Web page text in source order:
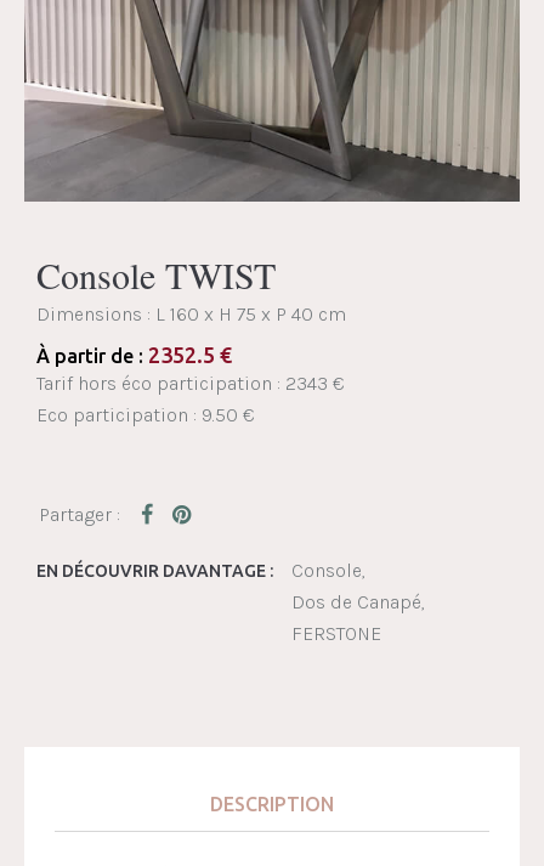
Console TWIST
Dimensions : L 160 x H 75 x P 40 cm
À partir de : 2352.5 €
Tarif hors éco participation : 2343 €
Eco participation : 9.50 €
EN DÉCOUVRIR DAVANTAGE :
Console
Dos de Canapé
FERSTONE
DESCRIPTION